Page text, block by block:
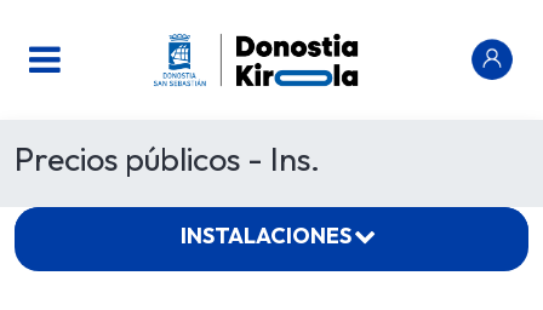
Precios públicos - Ins.
INSTALACIONES